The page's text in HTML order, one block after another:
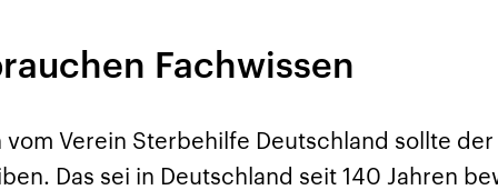
und
Staaten zu
Nahostkonflikt
palästinensischen
Hamas im Oktober 2023
Iran
Islamischen
1979 auch
Republik Iran – ist
Fachwissen
vom Verein Sterbehilfe Deutschland sollte
Das sei in Deutschland seit 140 Jahren